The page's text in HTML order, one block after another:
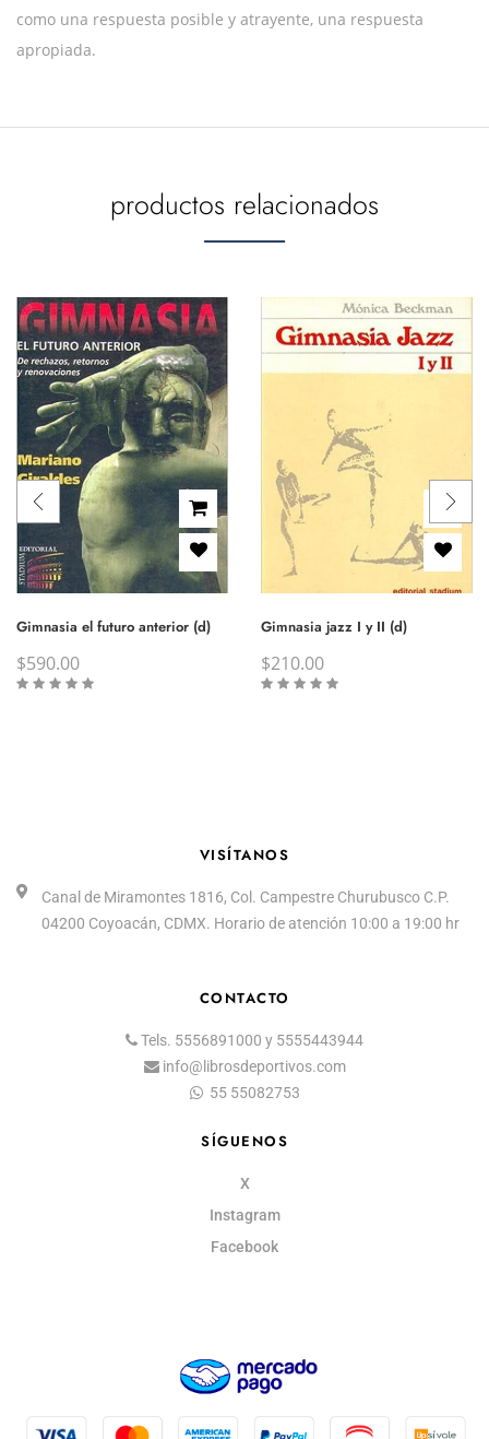
como una respuesta posible y atrayente, una respuesta
apropiada.
productos relacionados
Gimnasia el futuro anterior (d)
$590.00
Gimnasia jazz I y II (d)
$210.00
VISÍTANOS
Canal de Miramontes 1816, Col. Campestre Churubusco C.P.
04200 Coyoacán, CDMX. Horario de atención 10:00 a 19:00 hr
CONTACTO
Tels. 5556891000 y 5555443944
info@librosdeportivos.com
55 55082753
SÍGUENOS
X
Instagram
Facebook